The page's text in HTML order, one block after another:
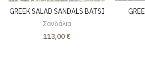
GREEK SALAD SANDALS BATSI
Σανδάλια
113,00 €